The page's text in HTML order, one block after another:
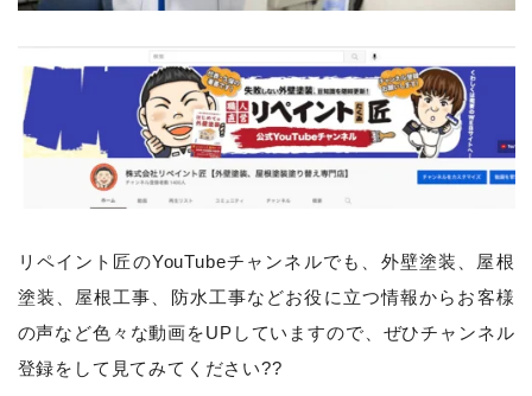
リペイント匠のYouTubeチャンネルでも、 外壁塗装、屋根
塗装、屋根工事、防水工事などお役に立つ情報からお客様
の声など色々な動画をUPしていますので、ぜひチャンネル
登録をして見てみてください??